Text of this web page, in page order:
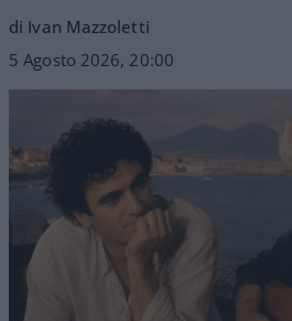
di Ivan Mazzoletti
5 Agosto 2026, 20:00